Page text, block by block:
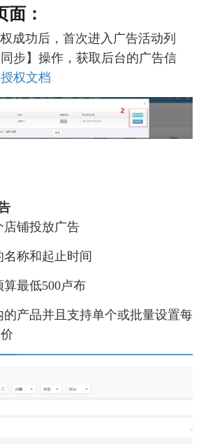
面：
成功后，首次进入广告活动列
步】操作，获取后台的广告信
权文档
店铺投放广告
名称和起止时间
算最低500卢布
的产品并且支持单个或批量设置每